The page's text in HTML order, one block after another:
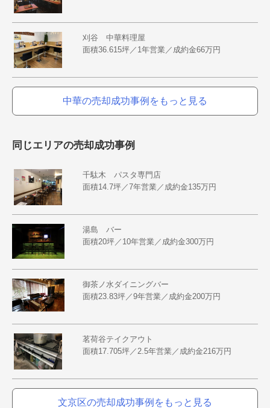
刈谷 中華料理屋
面積36.615坪／1年営業／成約金66万円
中華の売却成功事例をもっと見る
同じエリアの売却成功事例
千駄木 パスタ専門店
面積14.7坪／7年営業／成約金135万円
湯島 バー
面積20坪／10年営業／成約金300万円
御茶ノ水ダイニングバー
面積23.83坪／9年営業／成約金200万円
茗荷谷テイクアウト
面積17.705坪／2.5年営業／成約金216万円
文京区の売却成功事例をもっと見る